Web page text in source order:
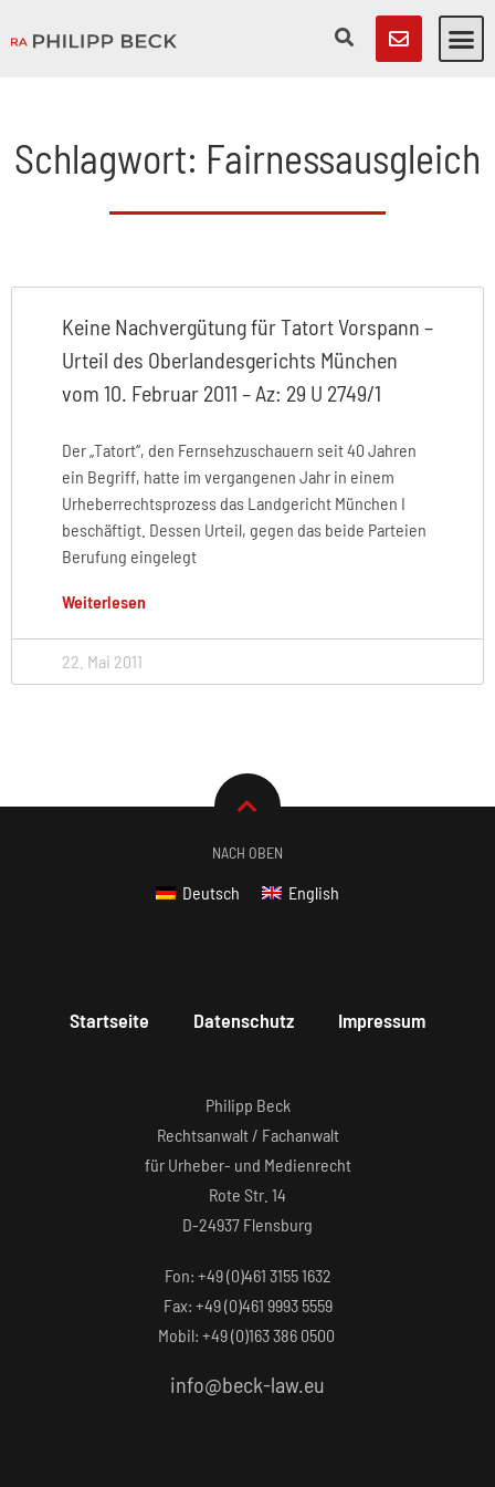
Schlagwort: Fairnessausgleich
Keine Nachvergütung für Tatort Vorspann –
Urteil des Oberlandesgerichts München
vom 10. Februar 2011 – Az: 29 U 2749/1
Der „Tatort“, den Fernsehzuschauern seit 40 Jahren
ein Begriff, hatte im vergangenen Jahr in einem
Urheberrechtsprozess das Landgericht München I
beschäftigt. Dessen Urteil, gegen das beide Parteien
Berufung eingelegt
Weiterlesen
22. Mai 2011
NACH OBEN
Deutsch English
Startseite Datenschutz Impressum
Philipp Beck
Rechtsanwalt / Fachanwalt
für Urheber- und Medienrecht
Rote Str. 14
D-24937 Flensburg
Fon: +49 (0)461 3155 1632‬
Fax: +49 (0)461 9993 5559‬
Mobil: +49 (0)163 386 0500
info@beck-law.eu